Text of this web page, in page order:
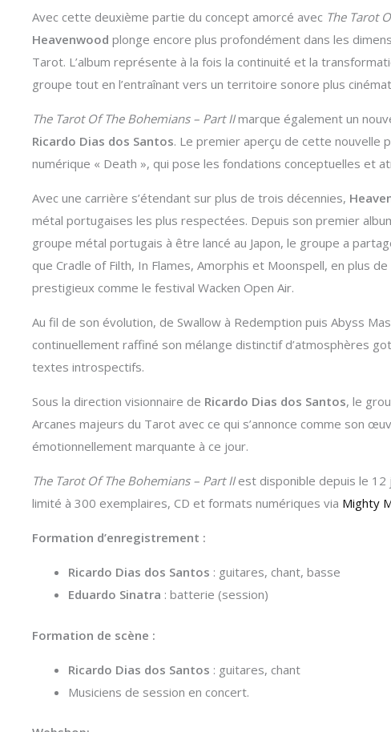
Avec cette deuxième partie du concept amorcé avec The Tarot
Heavenwood plonge encore plus profondément dans les
Tarot. L’album représente à la fois la continuité et la
groupe tout en l’entraînant vers un territoire sonore plus
The Tarot Of The Bohemians – Part IImarque également un
Ricardo Dias dos Santos. Le premier aperçu de cette nouvelle
numérique « Death », qui pose les fondations conceptuelles et
Avec une carrière s’étendant sur plus de trois décennies,
métal portugaises les plus respectées. Depuis son premier
groupe métal portugais à être lancé au Japon, le groupe a
que Cradle of Filth, In Flames, Amorphis et Moonspell, en plus
prestigieux comme le festival Wacken Open Air.
Au fil de son évolution, de Swallow à Redemption puis Abyss
continuellement raffiné son mélange distinctif d’atmosphères
textes introspectifs.
Sous la direction visionnaire de Ricardo Dias dos Santos, le
Arcanes majeurs du Tarot avec ce qui s’annonce comme son
émotionnellement marquante à ce jour.
The Tarot Of The Bohemians – Part IIest disponible depuis le 12
limité à 300 exemplaires, CD et formats numériques via Mighty
Formation d’enregistrement :
Ricardo Dias dos Santos : guitares, chant, basse
Eduardo Sinatra : batterie (session)
Formation de scène :
Ricardo Dias dos Santos : guitares, chant
Musiciens de session en concert.